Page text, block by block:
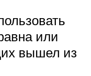
или
вышел из